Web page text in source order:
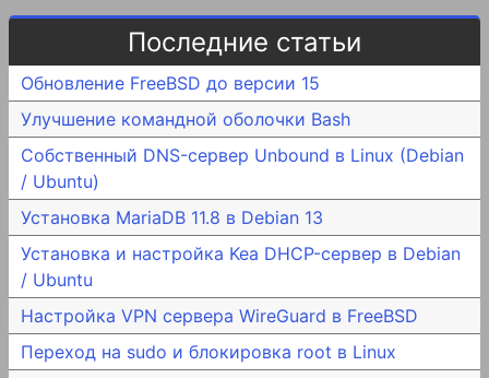
Последние статьи
Обновление FreeBSD до версии 15
Улучшение командной оболочки Bash
Собственный DNS-сервер Unbound в Linux (Debian
/ Ubuntu)
Установка MariaDB 11.8 в Debian 13
Установка и настройка Kea DHCP-сервер в Debian
/ Ubuntu
Настройка VPN сервера WireGuard в FreeBSD
Переход на sudo и блокировка root в Linux